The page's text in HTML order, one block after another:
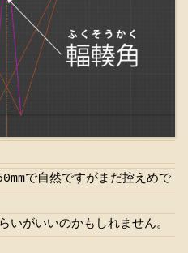
で自然ですがまだ控えめで
いがいいのかもしれません。